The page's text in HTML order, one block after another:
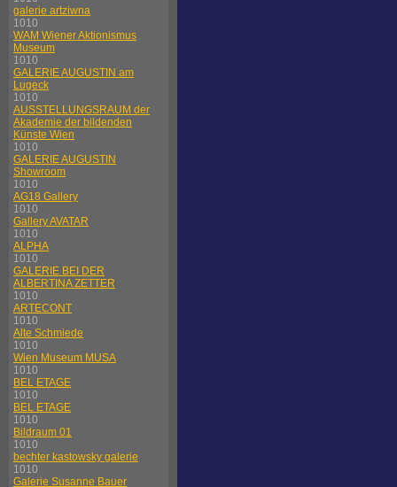
galerie artziwna
1010
WAM Wiener Aktionismus
Museum
1010
GALERIE AUGUSTIN am
Lugeck
1010
AUSSTELLUNGSRAUM der
Akademie der bildenden
Künste Wien
1010
GALERIE AUGUSTIN
Showroom
1010
AG18 Gallery
1010
Gallery AVATAR
1010
ALPHA
1010
GALERIE BEI DER
ALBERTINA ZETTER
1010
ARTECONT
1010
Alte Schmiede
1010
Wien Museum MUSA
1010
BEL ETAGE
1010
BEL ETAGE
1010
Bildraum 01
1010
bechter kastowsky galerie
1010
Galerie Susanne Bauer